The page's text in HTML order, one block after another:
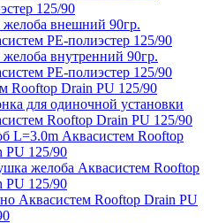
125/90
желоба внешний 90гр.
PE-полиэстер 125/90
желоба внутренний 90гр.
PE-полиэстер 125/90
Rooftop Drain PU 125/90
для одиночной установки
Rooftop Drain PU 125/90
L=3.0m Аквасистем Rooftop
PU 125/90
желоба Аквасистем Rooftop
PU 125/90
Аквасистем Rooftop Drain PU